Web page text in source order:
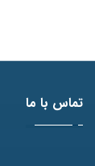
تماس با ما